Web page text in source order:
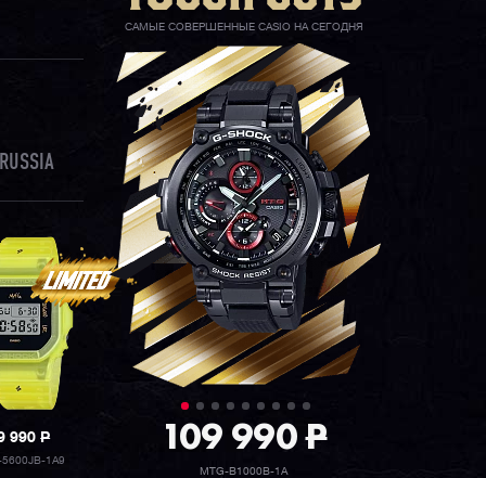
990P
5600JB-1A9
САМЫЕ СОВЕРШЕННЫЕ CASIO НА СЕГОДНЯ
109 990P
MTG-B1000B-1A